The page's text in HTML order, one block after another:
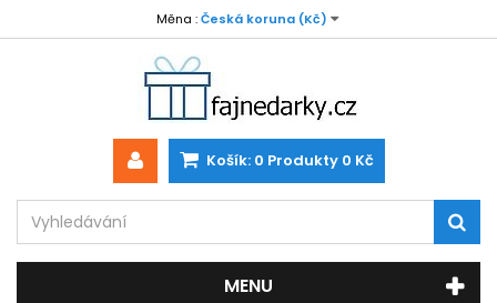
Měna : Česká koruna (Kč)
Košík: 0 Produkty 0 Kč
MENU